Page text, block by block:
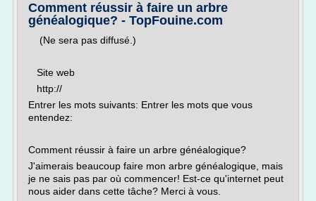
Comment réussir à faire un arbre
généalogique? - TopFouine.com
(Ne sera pas diffusé.)
Site web
http://
Entrer les mots suivants: Entrer les mots que vous
entendez:
Comment réussir à faire un arbre généalogique?
J'aimerais beaucoup faire mon arbre généalogique, mais
je ne sais pas par où commencer! Est-ce qu'internet peut
nous aider dans cette tâche? Merci à vous.